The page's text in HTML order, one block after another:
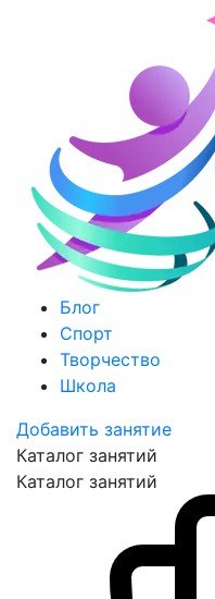
Блог
Спорт
Творчество
Школа
Добавить занятие
Каталог занятий
Каталог занятий